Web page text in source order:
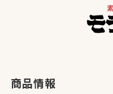
商品情報